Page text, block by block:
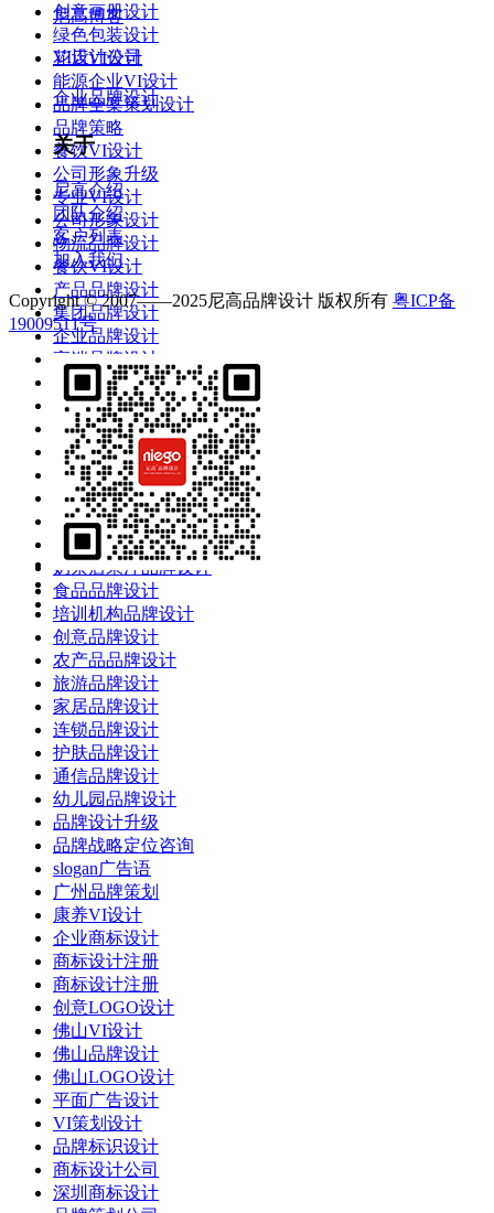
创意画册设计
绿色包装设计
花店VI设计
能源企业VI设计
品牌全案策划设计
品牌策略
餐饮VI设计
公司形象升级
专业VI设计
公司形象设计
物流品牌设计
餐饮VI设计
产品品牌设计
集团品牌设计
企业品牌设计
高端品牌设计
酒店品牌设计
服装品牌设计
珠宝品牌设计
餐饮品牌设计
互联网品牌设计
电商品牌设计
智能产业品牌设计
吉祥物IP设计
奶茶店果汁品牌设计
食品品牌设计
培训机构品牌设计
创意品牌设计
农产品品牌设计
旅游品牌设计
家居品牌设计
连锁品牌设计
护肤品牌设计
通信品牌设计
幼儿园品牌设计
品牌设计升级
品牌战略定位咨询
slogan广告语
广州品牌策划
康养VI设计
企业商标设计
商标设计注册
商标设计注册
创意LOGO设计
佛山VI设计
佛山品牌设计
佛山LOGO设计
平面广告设计
VI策划设计
品牌标识设计
商标设计公司
深圳商标设计
尼高博客
VI设计公司
企业品牌设计
关于
尼高介绍
团队介绍
客户列表
加入我们
Copyright © 2007——2025尼高品牌设计 版权所有 粤ICP备
19009511号